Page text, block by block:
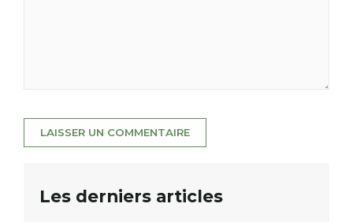
Les derniers articles